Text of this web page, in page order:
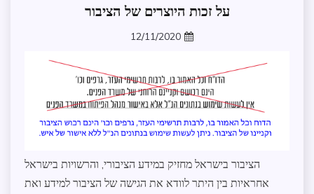
חופש
משפט
על זכות היוצרים של הציבור
12/11/2020
הציבור בישראל מחזיק במידע הציבורי, והרשויות בישראל
אחראיות בין היתר לוודא את הגישה של הציבור למידע ואת